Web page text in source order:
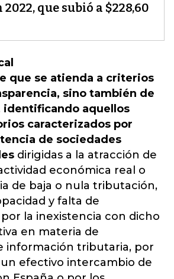
que subió a $228,60
que se atienda a criterios
sino también de
identificando aquellos
caracterizados por
de sociedades
dirigidas a la atracción de
económica real o
de baja o nula tributación,
y falta de
la inexistencia con dicho
en materia de
información tributaria, por
un efectivo intercambio de